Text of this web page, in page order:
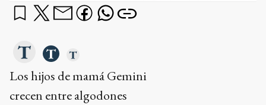
Los hijos de mamá Gemini
crecen entre algodones